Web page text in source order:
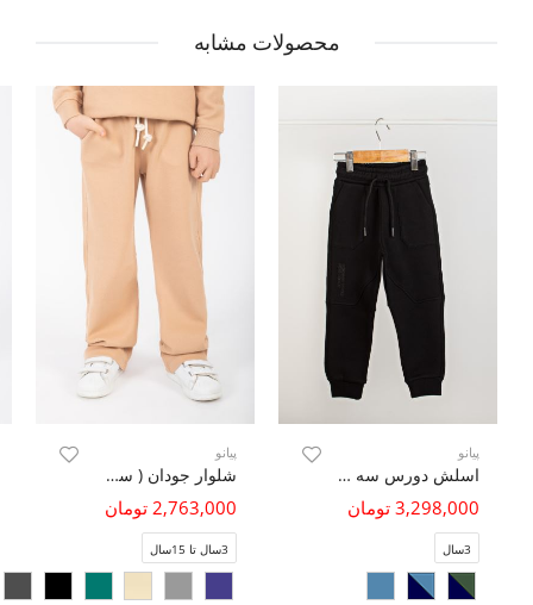
محصولات مشابه
پیانو
اسلش دورس سه نخ خار خورده (ست با کد 11242)
3,298,000 تومان
3سال
پیانو
شلوار جودان ( ست با کد 11435)
2,763,000 تومان
3سال تا 15سال